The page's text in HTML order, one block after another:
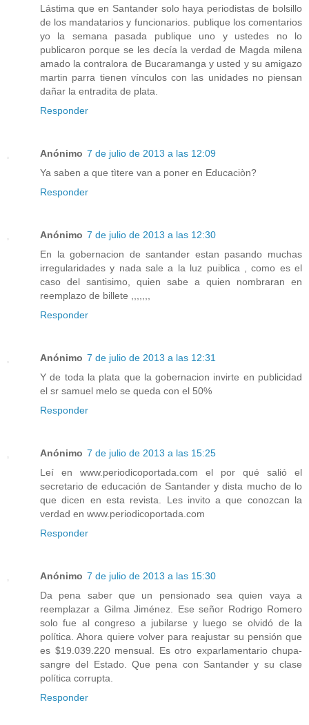
Lástima que en Santander solo haya periodistas de bolsillo
de los mandatarios y funcionarios. publique los comentarios
yo la semana pasada publique uno y ustedes no lo
publicaron porque se les decía la verdad de Magda milena
amado la contralora de Bucaramanga y usted y su amigazo
martin parra tienen vínculos con las unidades no piensan
dañar la entradita de plata.
Responder
Anónimo 7 de julio de 2013 a las 12:09
Ya saben a que tìtere van a poner en Educaciòn?
Responder
Anónimo 7 de julio de 2013 a las 12:30
En la gobernacion de santander estan pasando muchas
irregularidades y nada sale a la luz puiblica , como es el
caso del santisimo, quien sabe a quien nombraran en
reemplazo de billete ,,,,,,,
Responder
Anónimo 7 de julio de 2013 a las 12:31
Y de toda la plata que la gobernacion invirte en publicidad
el sr samuel melo se queda con el 50%
Responder
Anónimo 7 de julio de 2013 a las 15:25
Leí en www.periodicoportada.com el por qué salió el
secretario de educación de Santander y dista mucho de lo
que dicen en esta revista. Les invito a que conozcan la
verdad en www.periodicoportada.com
Responder
Anónimo 7 de julio de 2013 a las 15:30
Da pena saber que un pensionado sea quien vaya a
reemplazar a Gilma Jiménez. Ese señor Rodrigo Romero
solo fue al congreso a jubilarse y luego se olvidó de la
política. Ahora quiere volver para reajustar su pensión que
es $19.039.220 mensual. Es otro exparlamentario chupa-
sangre del Estado. Que pena con Santander y su clase
política corrupta.
Responder